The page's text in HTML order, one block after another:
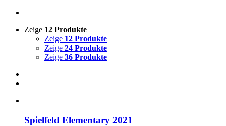
Zeige 12 Produkte
Zeige 12 Produkte
Zeige 24 Produkte
Zeige 36 Produkte
Spielfeld Elementary 2021